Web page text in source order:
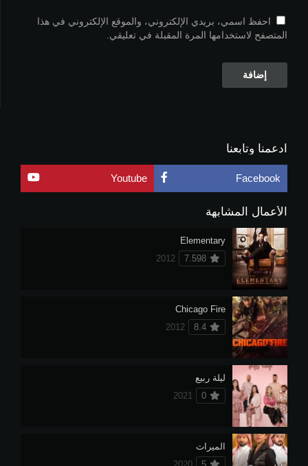
احفظ اسمي، بريدي الإلكتروني، والموقع الإلكتروني في هذا
المتصفح لاستخدامها المرة المقبلة في تعليقي.
ادعمنا وتابعنا
Facebook
Youtube
الأعمال المشابهة
Elementary
7.598
2012
Chicago Fire
8.4
2012
ليلة ربيع
0
2021
الميراث